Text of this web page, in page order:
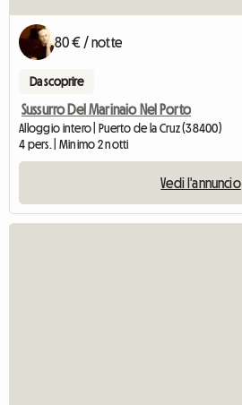
80 € / notte
Da scoprire
Sussurro Del Marinaio Nel Porto
Alloggio intero | Puerto de la Cruz (38400)
4 pers. | Minimo 2 notti
Vedi l'annuncio